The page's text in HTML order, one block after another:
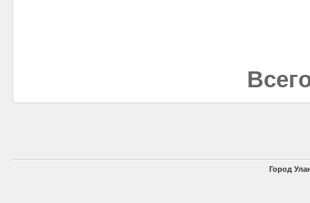
Город